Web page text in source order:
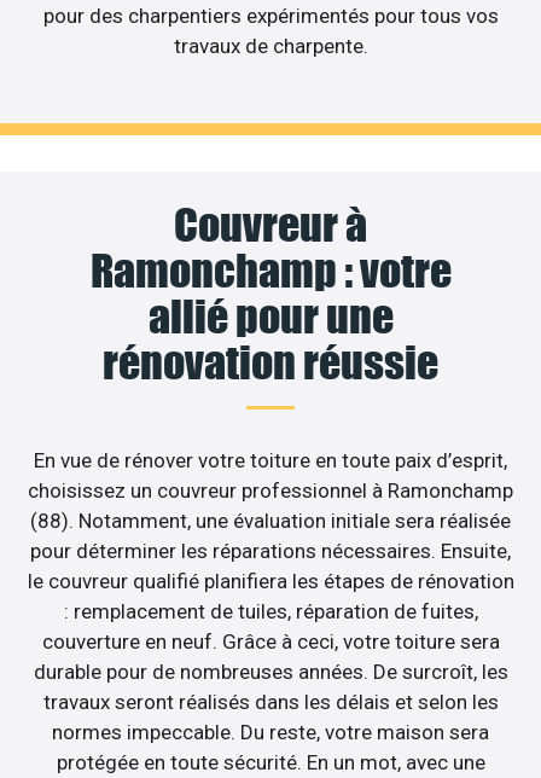
pour des charpentiers expérimentés pour tous vos
travaux de charpente.
Couvreur à
Ramonchamp : votre
allié pour une
rénovation réussie
En vue de rénover votre toiture en toute paix d’esprit,
choisissez un couvreur professionnel à Ramonchamp
(88). Notamment, une évaluation initiale sera réalisée
pour déterminer les réparations nécessaires. Ensuite,
le couvreur qualifié planifiera les étapes de rénovation
: remplacement de tuiles, réparation de fuites,
couverture en neuf. Grâce à ceci, votre toiture sera
durable pour de nombreuses années. De surcroît, les
travaux seront réalisés dans les délais et selon les
normes impeccable. Du reste, votre maison sera
protégée en toute sécurité. En un mot, avec une